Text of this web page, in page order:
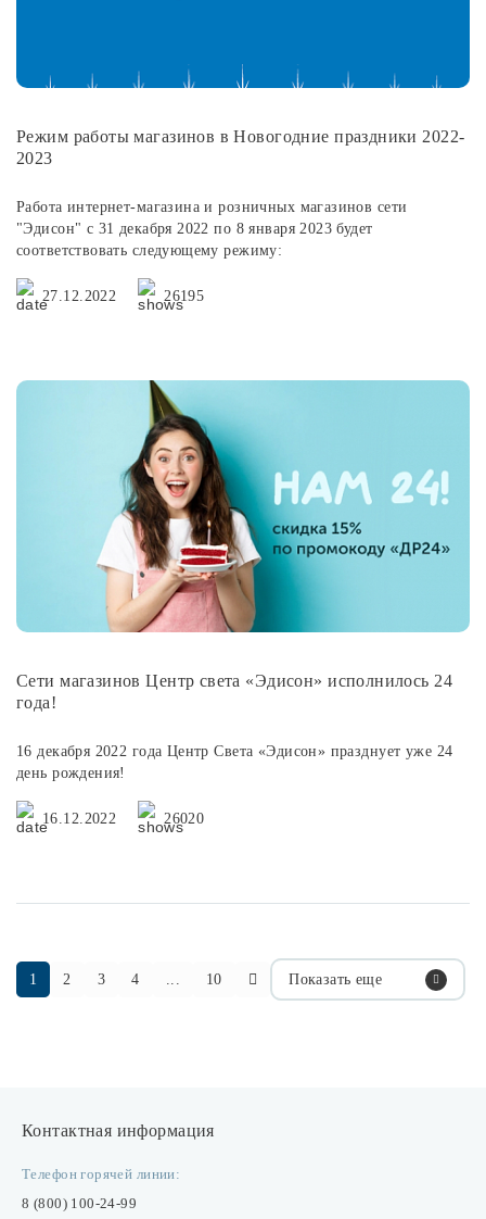
Режим работы магазинов в Новогодние праздники 2022-
2023
Работа интернет-магазина и розничных магазинов сети
"Эдисон" с 31 декабря 2022 по 8 января 2023 будет
соответствовать следующему режиму:
27.12.2022 26195
Сети магазинов Центр света «Эдисон» исполнилось 24
года!
16 декабря 2022 года Центр Cвета «Эдисон» празднует уже 24
день рождения!
16.12.2022 26020
1 2 3 4 ... 10 Показать еще
Контактная информация
Телефон горячей линии:
8 (800) 100-24-99